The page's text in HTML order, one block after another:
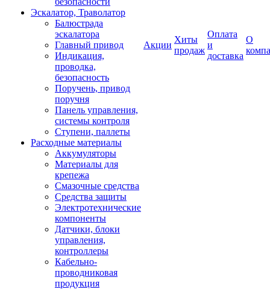
Эскалатор, Траволатор
Балюстрада
эскалатора
Главный привод
Индикация,
проводка,
безопасность
Поручень, привод
поручня
Панель управления,
системы контроля
Ступени, паллеты
Расходные материалы
Аккумуляторы
Материалы для
крепежа
Смазочные средства
Средства защиты
Электротехнические
компоненты
Датчики, блоки
управления,
контроллеры
Кабельно-
проводниковая
продукция
Акции
Хиты
продаж
Оплата
и
доставка
О